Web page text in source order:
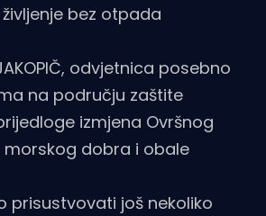
bez otpada
odvjetnica posebno
na području zaštite
izmjena Ovršnog
morskog dobra i obale
prisustvovati još nekoliko